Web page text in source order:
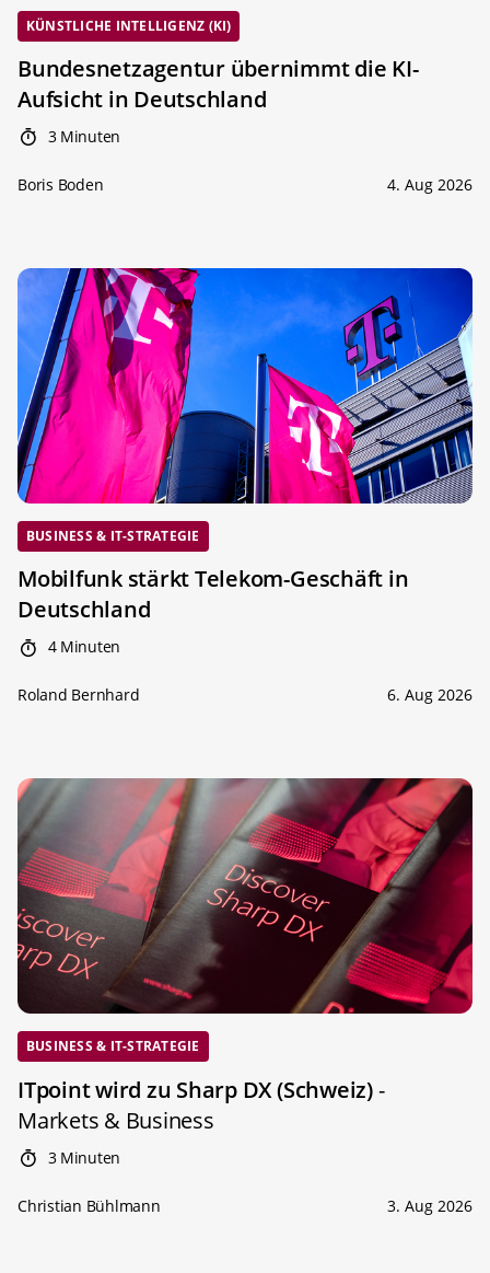
KÜNSTLICHE INTELLIGENZ (KI)
Bundesnetzagentur übernimmt die KI-
Aufsicht in Deutschland
3 Minuten
Boris Boden 4. Aug 2026
BUSINESS & IT-STRATEGIE
Mobilfunk stärkt Telekom-Geschäft in
Deutschland
4 Minuten
Roland Bernhard 6. Aug 2026
BUSINESS & IT-STRATEGIE
ITpoint wird zu Sharp DX (Schweiz)-
Markets & Business
3 Minuten
Christian Bühlmann 3. Aug 2026